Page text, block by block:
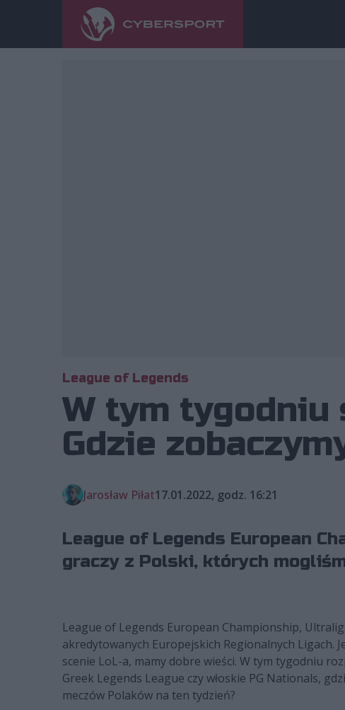
League of Legends
W tym tygodniu
Gdzie
Jarosław Piłat17.01.2022, godz. 16:21
League of Legends European
graczy z Polski, których
League of Legends European Championship,
akredytowanych Europejskich Regionalnych Ligach.
scenie LoL-a, mamy dobre wieści. W tym tygodniu
Greek Legends League czy włoskie PG Nationals,
meczów Polaków na ten tydzień?